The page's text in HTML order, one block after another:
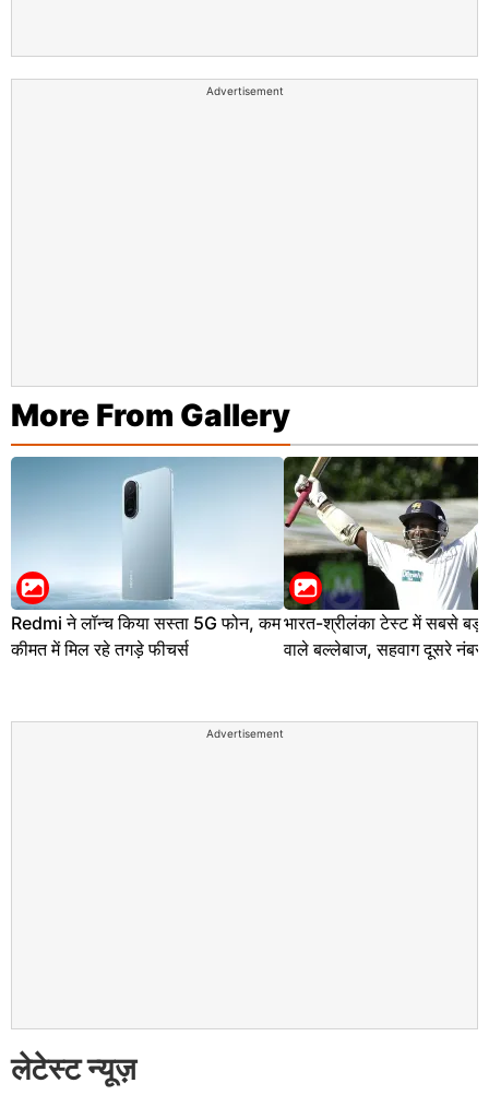
Advertisement
More From Gallery
Redmi ने लॉन्च किया सस्ता 5G फोन, कम
कीमत में मिल रहे तगड़े फीचर्स
भारत-श्रीलंका टेस्ट में सबसे
वाले बल्लेबाज, सहवाग दूसरे नंबर
Advertisement
लेटेस्ट न्यूज़